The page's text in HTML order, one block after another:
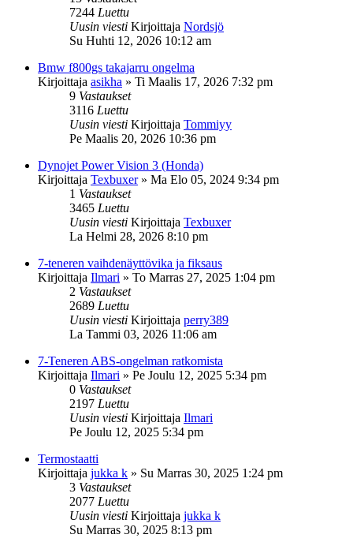
7244 Luettu
Uusin viesti Kirjoittaja Nordsjö
Su Huhti 12, 2026 10:12 am
Bmw f800gs takajarru ongelma
Kirjoittaja asikha » Ti Maalis 17, 2026 7:32 pm
9 Vastaukset
3116 Luettu
Uusin viesti Kirjoittaja Tommiyy
Pe Maalis 20, 2026 10:36 pm
Dynojet Power Vision 3 (Honda)
Kirjoittaja Texbuxer» Ma Elo 05, 2024 9:34 pm
1 Vastaukset
3465 Luettu
Uusin viesti Kirjoittaja Texbuxer
La Helmi 28, 2026 8:10 pm
7-teneren vaihdenäyttövika ja fiksaus
Kirjoittaja Ilmari » To Marras 27, 2025 1:04 pm
2 Vastaukset
2689 Luettu
Uusin viesti Kirjoittaja perry389
La Tammi 03, 2026 11:06 am
7-Teneren ABS-ongelman ratkomista
Kirjoittaja Ilmari » Pe Joulu 12, 2025 5:34 pm
0 Vastaukset
2197 Luettu
Uusin viesti Kirjoittaja Ilmari
Pe Joulu 12, 2025 5:34 pm
Termostaatti
Kirjoittaja jukka k » Su Marras 30, 2025 1:24 pm
3 Vastaukset
2077 Luettu
Uusin viesti Kirjoittaja jukka k
Su Marras 30, 2025 8:13 pm